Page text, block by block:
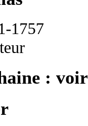
1757
: voir